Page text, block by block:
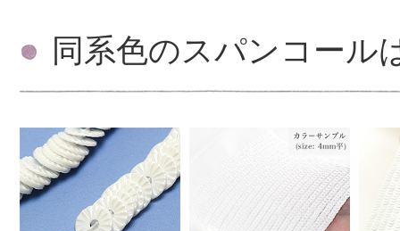
同系色のスパンコール